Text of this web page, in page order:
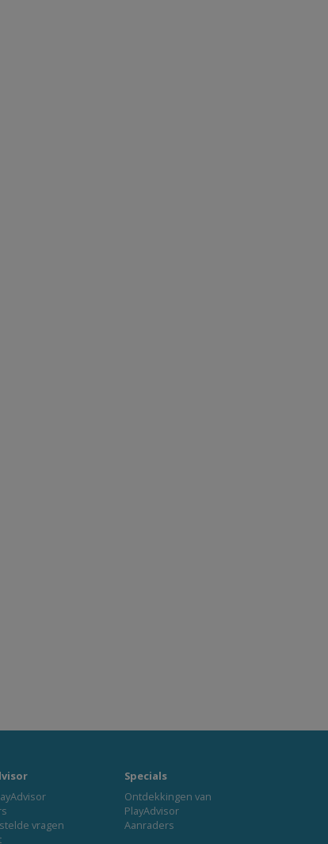
vragen
Specials
Ontdekkingen van
PlayAdvisor
Aanraders